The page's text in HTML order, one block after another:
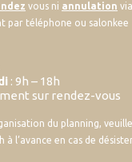
vous ni annulation
par téléphone ou salonkee
: 9h – 18h
sur rendez-vous
du planning,
l’avance en cas de